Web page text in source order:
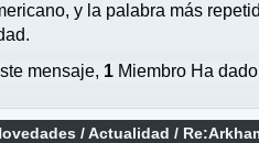
y la palabra más
mensaje, 1 Miembro Ha
/ Actualidad /